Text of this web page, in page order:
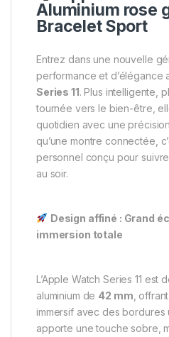
Aluminium rose
Bracelet Sport
Entrez dans une nouvelle
performance et d’élégance
Series 11. Plus intelligente,
tournée vers le bien-être,
quotidien avec une
qu’une montre connectée,
personnel conçu pour
au soir.
Design affiné : Grand
immersion totale
L’Apple Watch Series 11 est
aluminium de 42 mm ,
immersif avec des bordures
apporte une touche sobre,